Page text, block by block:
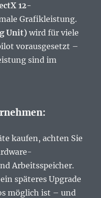
12-
Grafikleistung.
Unit) wird für viele
vorausgesetzt –
sind im
kaufen, achten Sie
Arbeitsspeicher.
späteres Upgrade
möglich ist – und